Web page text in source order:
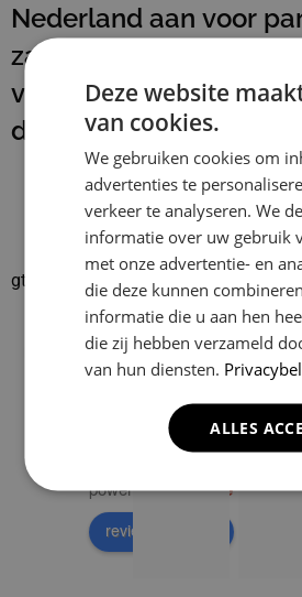
Nederland aan voor
zakelijke klanten. Na
van onze
de werkplek schoon
gtrspvjgtroijvghtrs
Klusbedrijf CG
Company
4.9
Based on 129
powered byGoogle
review us on
Donald Vossen
08:28 17 Dec
Deze website
van cookies.
We gebruiken cookies om
advertenties te
verkeer te analyseren. We
informatie over uw gebruik
met onze advertentie- en
die deze kunnen
informatie die u aan hen
die zij hebben verzameld
van hun diensten.
ALLES